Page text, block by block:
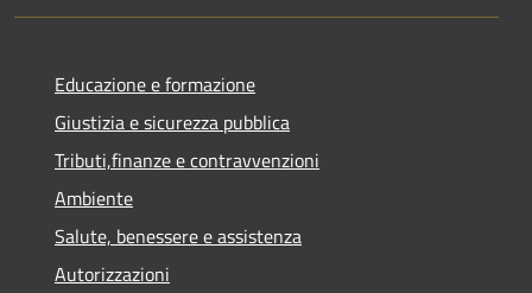
Educazione e formazione
Giustizia e sicurezza pubblica
Tributi,finanze e contravvenzioni
Ambiente
Salute, benessere e assistenza
Autorizzazioni